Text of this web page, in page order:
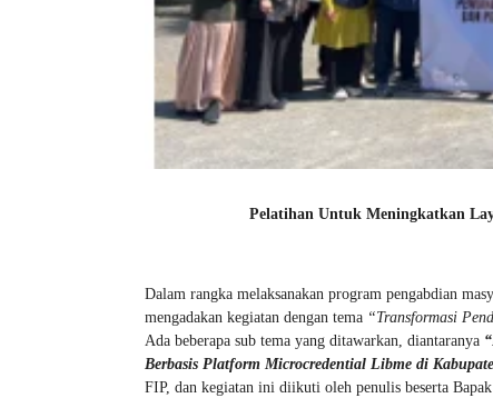
Pelatihan Untuk Meningkatkan
Dalam rangka melaksanakan program pengabdian
mengadakan kegiatan dengan tema “Transformasi
Ada beberapa sub tema yang ditawarkan, diantaranya
Berbasis Platform Microcredential Libme di
FIP, dan kegiatan ini diikuti oleh penulis beserta